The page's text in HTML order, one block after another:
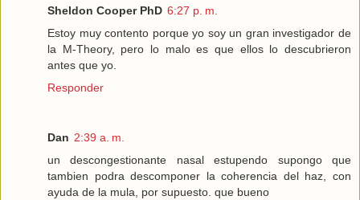
Sheldon Cooper PhD 6:27 p. m.
Estoy muy contento porque yo soy un gran investigador de
la M-Theory, pero lo malo es que ellos lo descubrieron
antes que yo.
Responder
Dan 2:39 a. m.
un descongestionante nasal estupendo supongo que
tambien podra descomponer la coherencia del haz, con
ayuda de la mula, por supuesto. que bueno